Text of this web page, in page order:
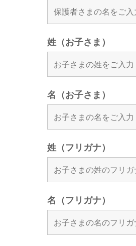
姓（お子さま）
名（お子さま）
姓（フリガナ）
名（フリガナ）